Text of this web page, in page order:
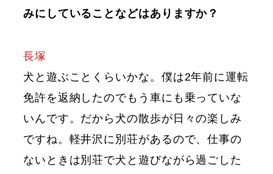
みにしていることなどはありますか？
長塚
犬と遊ぶことくらいかな。僕は2年前に運転
免許を返納したのでもう車にも乗っていな
いんです。だから犬の散歩が日々の楽しみ
ですね。軽井沢に別荘があるので、仕事の
ないときは別荘で犬と遊びながら過ごした